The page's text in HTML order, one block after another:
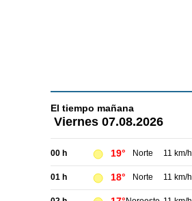
El tiempo mañana
Viernes 07.08.2026
00 h 19° Norte 11 km/h
01 h 18° Norte 11 km/h